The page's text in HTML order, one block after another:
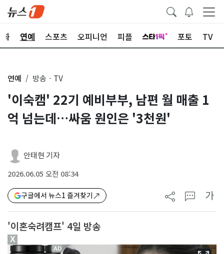
화 연예 스포츠 오피니언 피플 포토 TV
연예 방송ㆍTV
'이숙캠' 22기 예비부부, 남편 월 매출 1
억 넘는데…싸움 원인은 '3천원'
안태현 기자
2026.06.05 오전 08:34
구글에서 뉴스1 즐겨찾기 가
'이혼숙려캠프' 4일 방송
X